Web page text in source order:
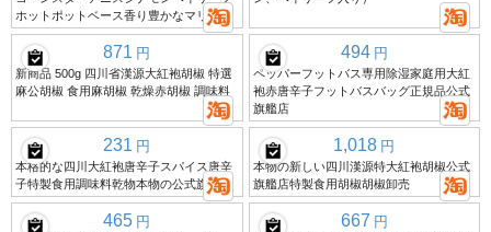
ホットポットベース香り豊かなマリネ
871 円
新商品 500g 四川省漢源大紅袍胡椒 特選
麻公胡椒 食用麻胡椒 乾燥赤胡椒 調味料
494 円
ペッパーフットバス専用除湿家庭用大紅
袍赤唐辛子フットバスバッグ正規品公式
旗艦店
231 円
本格的な四川大紅袍唐辛子スパイス唐辛
子特製食用調味料乾物本物の公式旗艦店
1,018 円
本物の新しい四川漢源特大紅袍胡椒公式
旗艦店特製食用胡椒胡椒卸売
465 円 667 円